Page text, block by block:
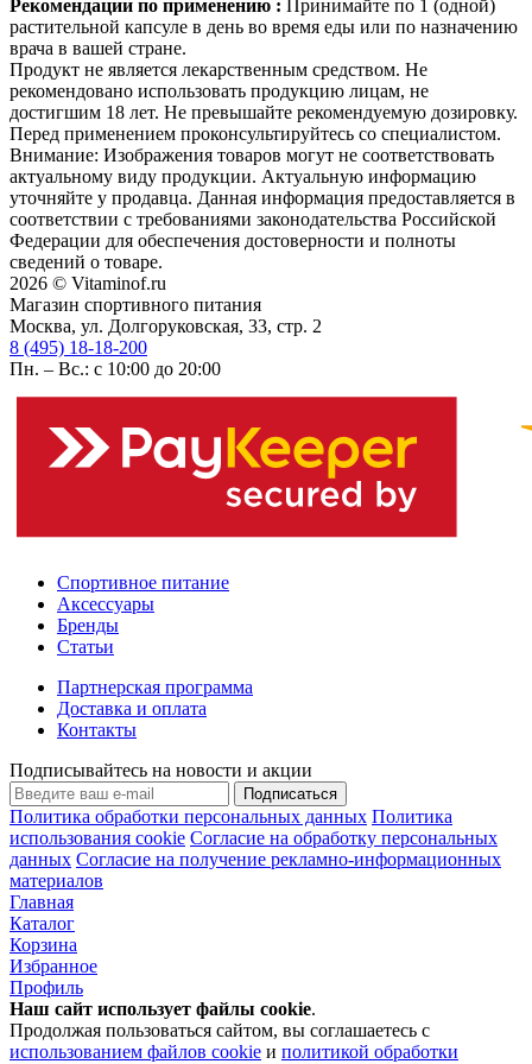
Рекомендации по применению : Принимайте по 1 (одной)
растительной капсуле в день во время еды или по назначению
врача в вашей стране.
Продукт не является лекарственным средством. Не
рекомендовано использовать продукцию лицам, не
достигшим 18 лет. Не превышайте рекомендуемую дозировку.
Перед применением проконсультируйтесь со специалистом.
Внимание: Изображения товаров могут не соответствовать
актуальному виду продукции. Актуальную информацию
уточняйте у продавца. Данная информация предоставляется в
соответствии с требованиями законодательства Российской
Федерации для обеспечения достоверности и полноты
сведений о товаре.
2026 © Vitaminof.ru
Магазин спортивного питания
Москва, ул. Долгоруковская, 33, стр. 2
8 (495) 18-18-200
Пн. – Вс.: с 10:00 до 20:00
Спортивное питание
Аксессуары
Бренды
Статьи
Партнерская программа
Доставка и оплата
Контакты
Подписывайтесь на новости и акции
Подписаться
Политика обработки персональных данных Политика
использования cookie Согласие на обработку персональных
данных Согласие на получение рекламно-информационных
материалов
Главная
Каталог
Корзина
Избранное
Профиль
Наш сайт использует файлы cookie.
Продолжая пользоваться сайтом, вы соглашаетесь с
использованием файлов cookie и политикой обработки